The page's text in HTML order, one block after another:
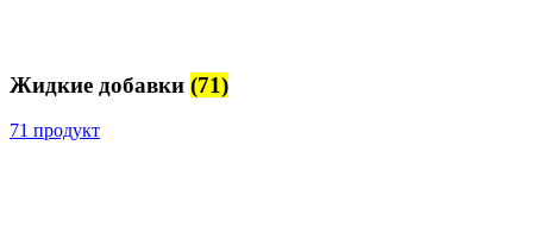
Жидкие добавки (71)
71 продукт